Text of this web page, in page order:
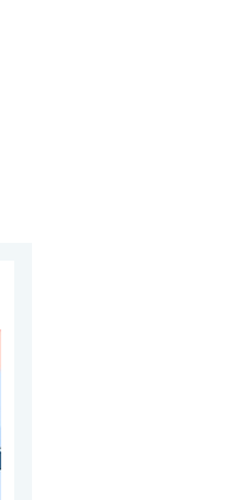
. . pondělí 3. srpna 2026